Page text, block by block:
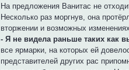
На предложения Ванитас не
Несколько раз моргнув, она
вторжении и возможных
- Я не видела раньше таких как
все ярмарки, на которых ей
представителей других рас